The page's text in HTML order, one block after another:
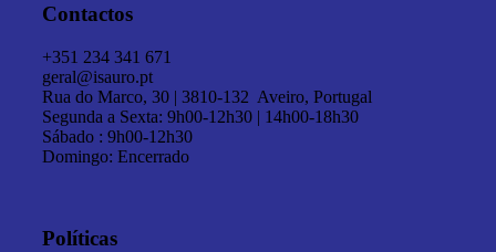
Contactos
+351 234 341 671
geral@isauro.pt
Rua do Marco, 30 | 3810-132 Aveiro, Portugal
Segunda a Sexta: 9h00-12h30 | 14h00-18h30
Sábado : 9h00-12h30
Domingo: Encerrado
Políticas